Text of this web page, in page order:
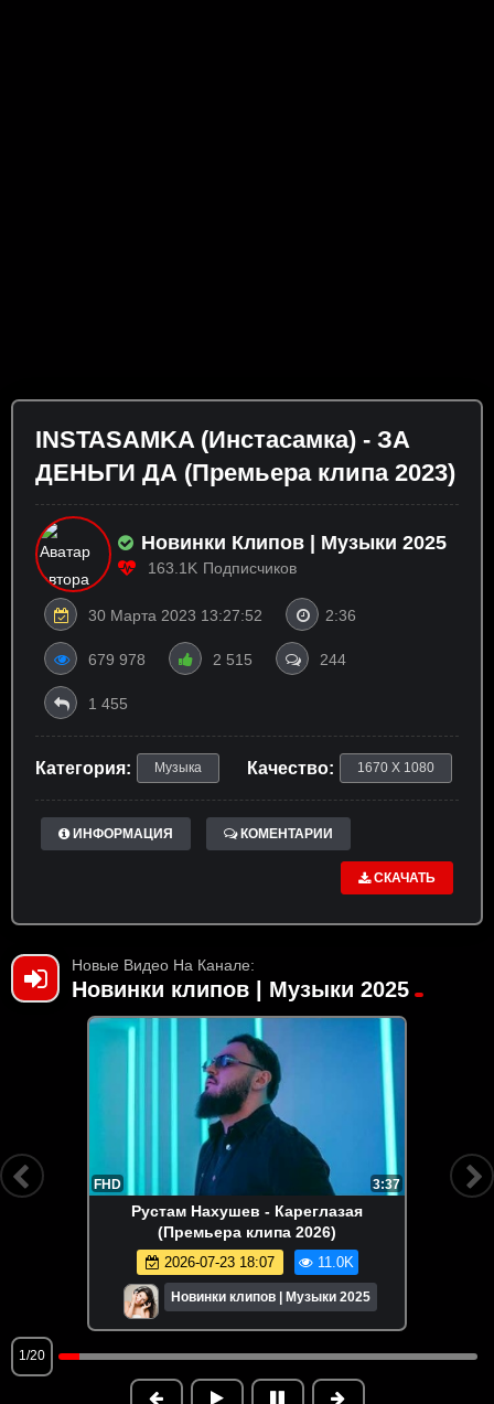
INSTASAMKA (Инстасамка) - ЗА
ДЕНЬГИ ДА (Премьера клипа 2023)
Новинки Клипов | Музыки 2025
163.1K Подписчиков
30 Марта 2023 13:27:52 2:36
679 978 2 515 244
1 455
Категория: Музыка Качество: 1670 X 1080
ИНФОРМАЦИЯ КОМЕНТАРИИ
СКАЧАТЬ
Новые Видео На Канале:
Новинки клипов | Музыки 2025
FHD 3:37
Рустам Нахушев - Кареглазая
(Премьера клипа 2026)
2026-07-23 18:07 11.0K
Новинки клипов | Музыки 2025
1/20